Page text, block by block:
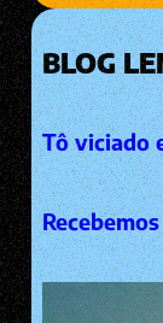
BLOG
Tô viciado